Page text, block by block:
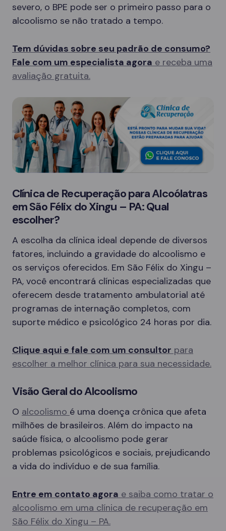
severo, o BPE pode ser o primeiro passo para o
alcoolismo se não tratado a tempo.
Tem dúvidas sobre seu padrão de consumo?
Fale com um especialista agora e receba uma
avaliação gratuita.
Clínica de Recuperação para Alcoólatras
em São Félix do Xingu – PA: Qual
escolher?
A escolha da clínica ideal depende de diversos
fatores, incluindo a gravidade do alcoolismo e
os serviços oferecidos. Em São Félix do Xingu –
PA, você encontrará clínicas especializadas que
oferecem desde tratamento ambulatorial até
programas de internação completos, com
suporte médico e psicológico 24 horas por dia.
Clique aqui e fale com um consultor para
escolher a melhor clínica para sua necessidade.
Visão Geral do Alcoolismo
O alcoolismo é uma doença crônica que afeta
milhões de brasileiros. Além do impacto na
saúde física, o alcoolismo pode gerar
problemas psicológicos e sociais, prejudicando
a vida do indivíduo e de sua família.
Entre em contato agora e saiba como tratar o
alcoolismo em uma clínica de recuperação em
São Félix do Xingu – PA.